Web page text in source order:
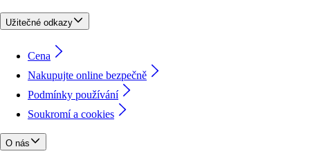
Užitečné odkazy
Cena
Nakupujte online bezpečně
Podmínky používání
Soukromí a cookies
O nás